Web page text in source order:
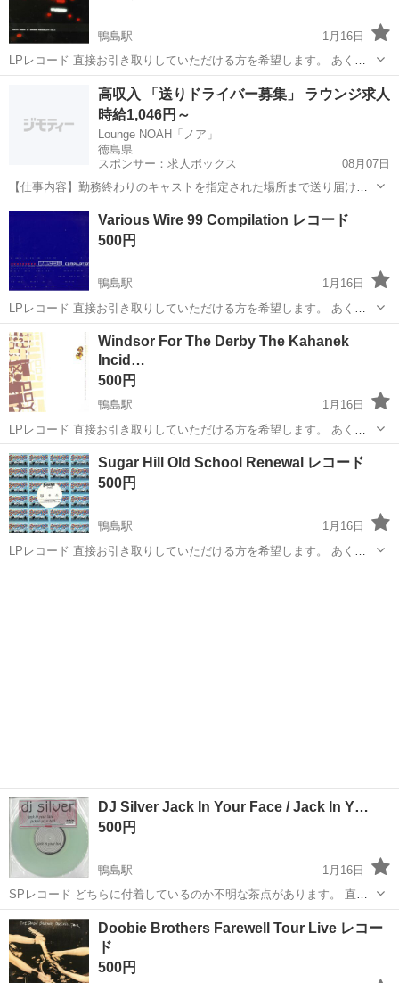
鴨島駅
1月16日
LPレコード 直接お引き取りしていただける方を希望します。 あくま
でも中古品です。 気に入ってもらえると幸いです。 よろしくお願いし
吉野川市 鴨島駅 その他 レコード
高収入 「送りドライバー募集」 ラウンジ求人
時給1,046円～
Lounge NOAH「ノア」
徳島県
スポンサー：求人ボックス
08月07日
【仕事内容】勤務終わりのキャストを指定された場所まで送り届ける
のがお仕事です。 車の運転が好きな方、安全運転に自信がある方にオ
ススメ。 タクシーやトラックのドライバー経験がある方は歓迎しま
す。 【経験・資格】20歳以上 未経験の方...
アルバイト・パート
Various Wire 99 Compilation レコード
500円
鴨島駅
1月16日
LPレコード 直接お引き取りしていただける方を希望します。 あくま
でも中古品です。 気に入ってもらえると幸いです。 よろしくお願いし
ます。
徳島 吉野川市
Windsor For The Derby The Kahanek
Incid…
500円
鴨島駅
1月16日
LPレコード 直接お引き取りしていただける方を希望します。 あくま
でも中古品です。 気に入ってもらえると幸いです。 よろしくお願いし
ます。
徳島 吉野川市
Sugar Hill Old School Renewal レコード
500円
鴨島駅
1月16日
LPレコード 直接お引き取りしていただける方を希望します。 あくま
DJ Silver Jack In Your Face / Jack In Y…
500円
鴨島駅
1月16日
SPレコード どちらに付着しているのか不明な茶点があります。 直接
お引き取りしていただける方を希望します。 あくまでも中古品です。
気に入ってもらえると幸いです。 よろしくお願いします。
徳島 吉野川市
Doobie Brothers Farewell Tour Live レコー
ド
500円